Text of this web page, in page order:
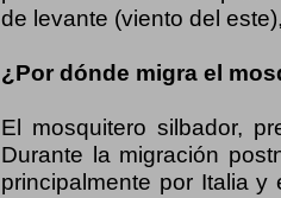
de levante (viento del
¿Por dónde migra el
El mosquitero silbador,
Durante la migración
principalmente por Italia